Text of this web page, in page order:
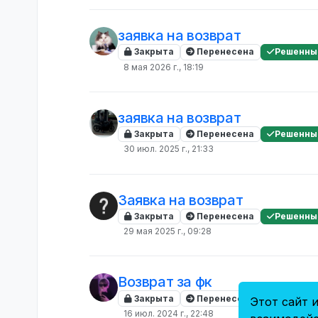
заявка на возврат
Закрыта Перенесена
8 мая 2026 г., 18:19
заявка на возврат
Закрыта Перенесена
30 июл. 2025 г., 21:33
Заявка на возврат
Закрыта Перенесена
29 мая 2025 г., 09:28
Возврат за фк
Закрыта Перенесена
16 июл. 2024 г., 22:48
Этот сайт